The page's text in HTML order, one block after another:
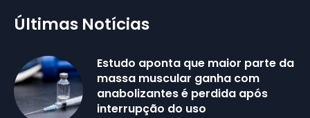
Últimas Notícias
Estudo aponta que maior parte da
massa muscular ganha com
anabolizantes é perdida após
interrupção do uso